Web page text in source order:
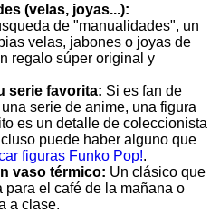
(velas, joyas...):
de "manualidades", un
velas, jabones o joyas de
regalo súper original y
serie favorita: Si es fan de
serie de anime, una figura
es un detalle de coleccionista
puede haber alguno que
figuras Funko Pop!.
vaso térmico: Un clásico que
para el café de la mañana o
a clase.